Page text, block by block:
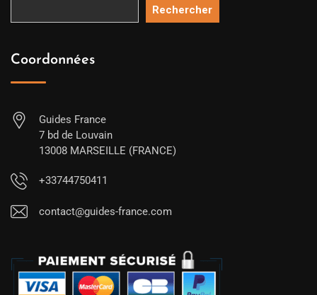
Rechercher
Coordonnées
Guides France
7 bd de Louvain
13008 MARSEILLE (FRANCE)
+33744750411
contact@guides-france.com